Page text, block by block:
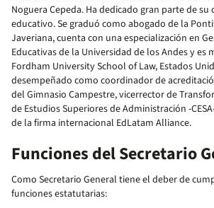
Noguera Cepeda. Ha dedicado gran parte de su
educativo. Se graduó como abogado de la
Javeriana, cuenta con una especialización en
Educativas de la Universidad de los Andes y es
Fordham University School of Law, Estados
desempeñado como coordinador de
del Gimnasio Campestre, vicerrector de
de Estudios Superiores de Administración -
de la firma internacional EdLatam Alliance.
Funciones del Secretario
Como Secretario General tiene el deber de
funciones estatutarias: